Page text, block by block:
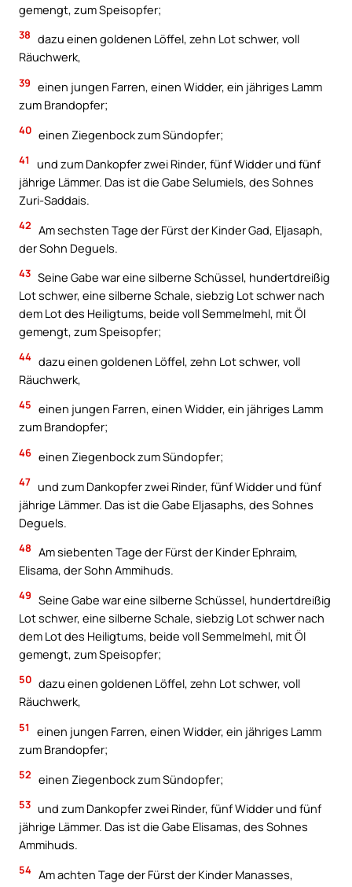
gemengt, zum Speisopfer;
38 dazu einen goldenen Löffel, zehn Lot schwer, voll
Räuchwerk,
39 einen jungen Farren, einen Widder, ein jähriges Lamm
zum Brandopfer;
40 einen Ziegenbock zum Sündopfer;
41
und zum Dankopfer zwei Rinder, fünf Widder und fünf
jährige Lämmer. Das ist die Gabe Selumiels, des Sohnes
Zuri-Saddais.
42 Am sechsten Tage der Fürst der Kinder Gad, Eljasaph,
der Sohn Deguels.
43 Seine Gabe war eine silberne Schüssel, hundertdreißig
Lot schwer, eine silberne Schale, siebzig Lot schwer nach
dem Lot des Heiligtums, beide voll Semmelmehl, mit Öl
gemengt, zum Speisopfer;
44 dazu einen goldenen Löffel, zehn Lot schwer, voll
Räuchwerk,
45 einen jungen Farren, einen Widder, ein jähriges Lamm
zum Brandopfer;
46 einen Ziegenbock zum Sündopfer;
47 und zum Dankopfer zwei Rinder, fünf Widder und fünf
jährige Lämmer. Das ist die Gabe Eljasaphs, des Sohnes
Deguels.
48 Am siebenten Tage der Fürst der Kinder Ephraim,
Elisama, der Sohn Ammihuds.
49 Seine Gabe war eine silberne Schüssel, hundertdreißig
Lot schwer, eine silberne Schale, siebzig Lot schwer nach
dem Lot des Heiligtums, beide voll Semmelmehl, mit Öl
gemengt, zum Speisopfer;
50 dazu einen goldenen Löffel, zehn Lot schwer, voll
Räuchwerk,
51
einen jungen Farren, einen Widder, ein jähriges Lamm
zum Brandopfer;
52 einen Ziegenbock zum Sündopfer;
53 und zum Dankopfer zwei Rinder, fünf Widder und fünf
jährige Lämmer. Das ist die Gabe Elisamas, des Sohnes
Ammihuds.
54 Am achten Tage der Fürst der Kinder Manasses,